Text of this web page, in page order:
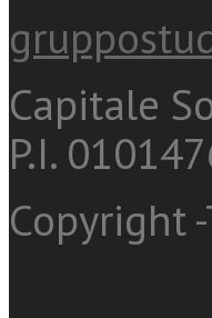
Capitale
P.I.
Copyright